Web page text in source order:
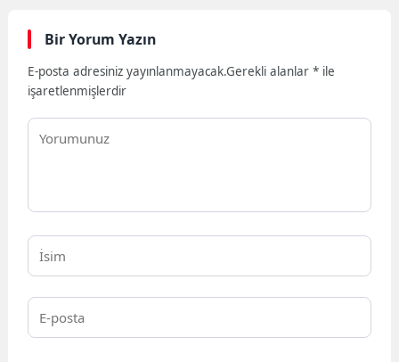
Bir Yorum Yazın
E-posta adresiniz yayınlanmayacak.Gerekli alanlar* ile
işaretlenmişlerdir